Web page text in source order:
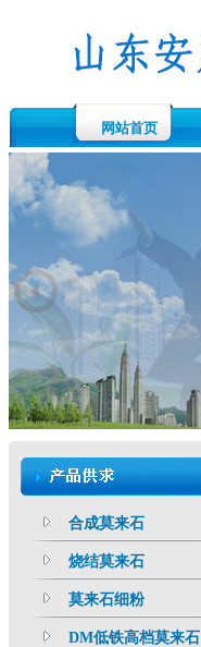
网站首页
合成莫来石
烧结莫来石
莫来石细粉
DM低铁高档莫来石